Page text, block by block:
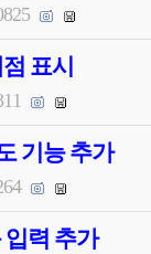
표시
기능 추가
력 추가